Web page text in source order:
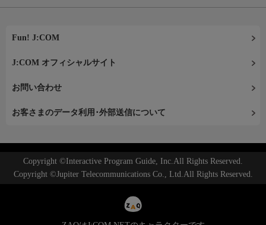
Fun! J:COM
J:COM オフィシャルサイト
お問い合わせ
お客さまのデータ利用･外部送信について
Copyright ©Interactive Program Guide, Inc.All Rights Reserved.
Copyright ©Jupiter Telecommunications Co., Ltd.All Rights Reserved.